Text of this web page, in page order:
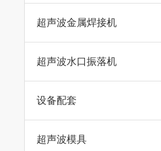
超声波金属焊接机
超声波水口振落机
设备配套
超声波模具